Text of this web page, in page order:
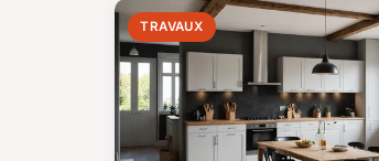
TRAVAUX